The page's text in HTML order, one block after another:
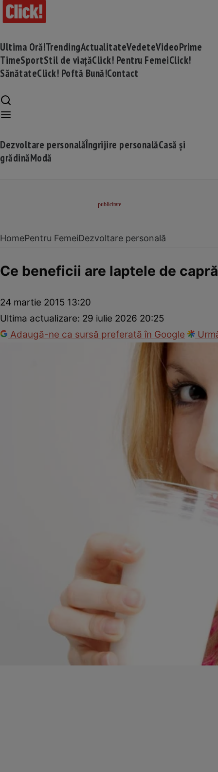
Ultima Oră!TrendingActualitateVedeteVideoPrime
TimeSportStil de viațăClick! Pentru FemeiClick!
SănătateClick! Poftă Bună!Contact
Dezvoltare personalăÎngrijire personalăCasă și
grădinăModă
HomePentru FemeiDezvoltare personală
Ce beneficii are laptele de capră
24 martie 2015 13:20
Ultima actualizare: 29 iulie 2026 20:25
Adaugă-ne ca sursă preferată în Google